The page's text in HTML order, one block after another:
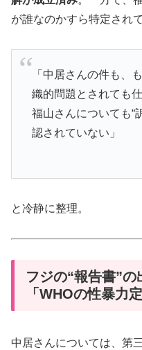
が誰なのかすら特定され
「中居さんの件も、
織的問題とされても
福山さんについても“
認されていない」
と冷静に整理。
フジの“報告書”の
「WHOの性暴力
中居さんについては、第